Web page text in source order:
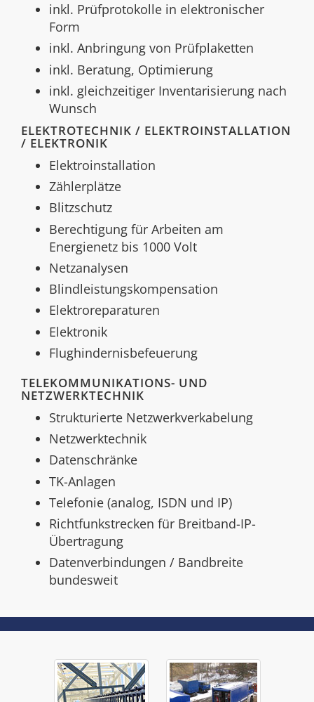
inkl. Prüfprotokolle in elektronischer
Form
inkl. Anbringung von Prüfplaketten
inkl. Beratung, Optimierung
inkl. gleichzeitiger Inventarisierung nach
Wunsch
ELEKTROTECHNIK / ELEKTROINSTALLATION
/ ELEKTRONIK
Elektroinstallation
Zählerplätze
Blitzschutz
Berechtigung für Arbeiten am
Energienetz bis 1000 Volt
Netzanalysen
Blindleistungskompensation
Elektroreparaturen
Elektronik
Flughindernisbefeuerung
TELEKOMMUNIKATIONS- UND
NETZWERKTECHNIK
Strukturierte Netzwerkverkabelung
Netzwerktechnik
Datenschränke
TK-Anlagen
Telefonie (analog, ISDN und IP)
Richtfunkstrecken für Breitband-IP-
Übertragung
Datenverbindungen / Bandbreite
bundesweit